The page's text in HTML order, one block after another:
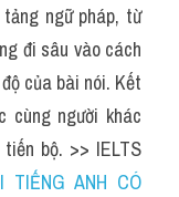
ngữ pháp, từ
đi sâu vào cách
của bài nói. Kết
cùng người khác
bộ. >> IELTS
TIẾNG ANH CÓ